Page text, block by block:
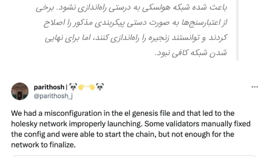
باعث شده شبکه هولسکی به درستی راه‌اندازی نشود. برخی
از اعتبارسنج‌ها به صورت دستی پیکربندی مذکور را اصلاح
کردند و توانستند زنجیره را را‌ه‌اندازی کنند، اما برای نهایی
شدن شبکه کافی نبود.